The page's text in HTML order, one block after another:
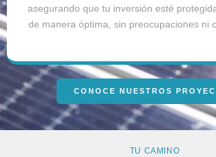
asegurando que tu inversión esté
de manera óptima, sin preocupaciones ni
CONOCE NUESTROS
TU CAMINO